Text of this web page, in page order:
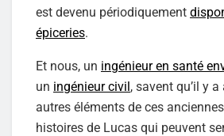
est devenu périodiquement
épiceries.
Et nous, un ingénieur en santé
un ingénieur civil, savent qu’il y
autres éléments de ces
histoires de Lucas qui peuvent